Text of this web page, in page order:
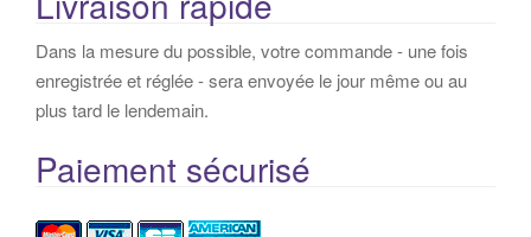
Dans la mesure du possible, votre commande - une fois
enregistrée et réglée - sera envoyée le jour même ou au
plus tard le lendemain.
Paiement sécurisé